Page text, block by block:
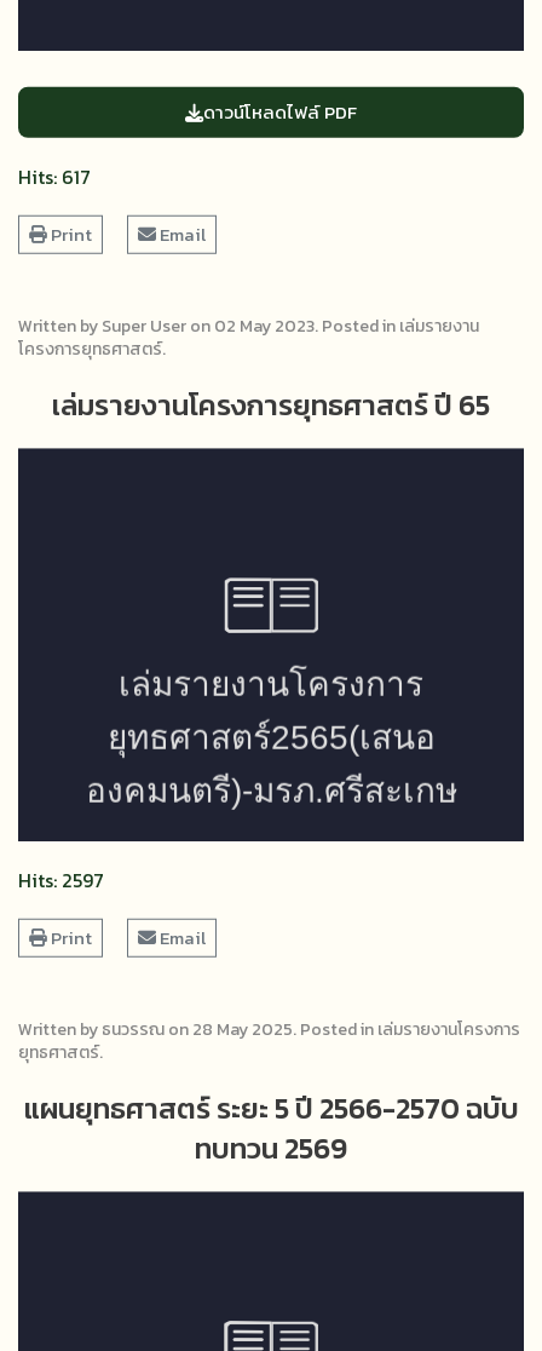
ดาวน์โหลดไฟล์ PDF
Hits: 617
Print Email
Written by Super User on02 May 2023. Posted inเล่มรายงาน
โครงการยุทธศาสตร์.
เล่มรายงานโครงการยุทธศาสตร์ ปี 65
Hits: 2597
Print Email
Written by ธนวรรณ on28 May 2025. Posted inเล่มรายงานโครงการ
ยุทธศาสตร์.
แผนยุทธศาสตร์ ระยะ 5 ปี 2566-2570 ฉบับ
ทบทวน 2569